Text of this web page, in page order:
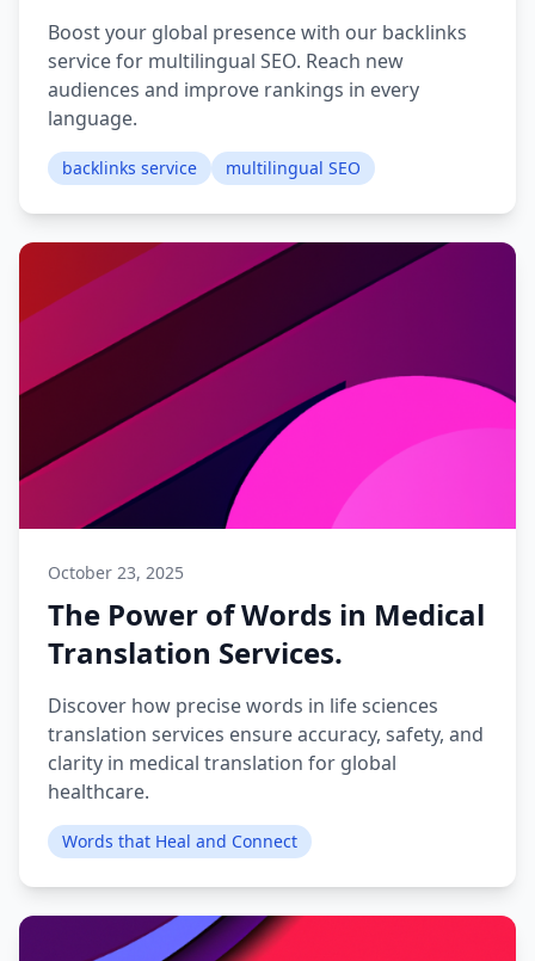
Boost your global presence with our backlinks
service for multilingual SEO. Reach new
audiences and improve rankings in every
language.
backlinks service multilingual SEO
October 23, 2025
The Power of Words in Medical
Translation Services.
Discover how precise words in life sciences
translation services ensure accuracy, safety, and
clarity in medical translation for global
healthcare.
Words that Heal and Connect